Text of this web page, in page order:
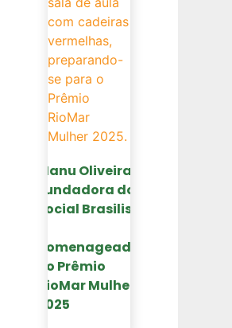
Manu Oliveira,
Fundadora do
Social Brasilis,
homenageada
no Prêmio
RioMar Mulher
2025